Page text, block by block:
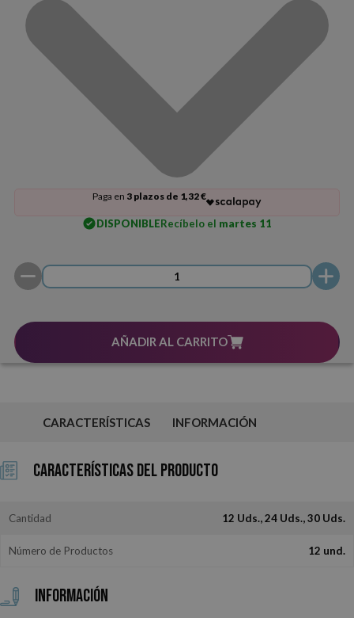
Paga en 3 plazos de 1,32 €
DISPONIBLERecíbelo el martes 11
AÑADIR AL CARRITO
CARACTERÍSTICAS INFORMACIÓN
Características del Producto
Cantidad 12 Uds., 24 Uds., 30 Uds.
Número de Productos 12 und.
Información